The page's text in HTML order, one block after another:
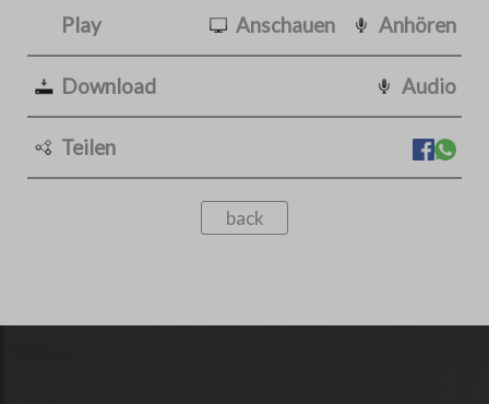
Anschauen Anhören
Play
Audio
Download
Teilen
back